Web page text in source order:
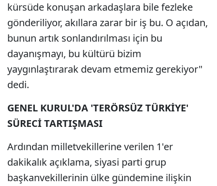
kürsüde konuşan arkadaşlara bile fezleke
gönderiliyor, akıllara zarar bir iş bu. O açıdan,
bunun artık sonlandırılması için bu
dayanışmayı, bu kültürü bizim
yaygınlaştırarak devam etmemiz gerekiyor"
dedi.
GENEL KURUL'DA 'TERÖRSÜZ TÜRKİYE'
SÜRECİ TARTIŞMASI
Ardından milletvekillerine verilen 1'er
dakikalık açıklama, siyasi parti grup
başkanvekillerinin ülke gündemine ilişkin